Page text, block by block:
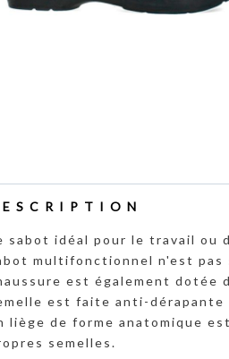
sabot idéal pour le travail ou
multifonctionnel n'est pas
est également dotée
est faite anti-
liège de forme anatomique
semelles.